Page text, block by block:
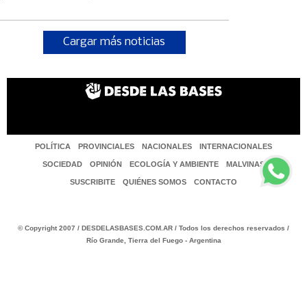
Cargar más noticias
POLÍTICA PROVINCIALES NACIONALES INTERNACIONALES
SOCIEDAD OPINIÓN ECOLOGÍA Y AMBIENTE MALVINAS
SUSCRIBITE QUIÉNES SOMOS CONTACTO
© Copyright 2007 / DESDELASBASES.COM.AR / Todos los derechos reservados /
Río Grande, Tierra del Fuego - Argentina